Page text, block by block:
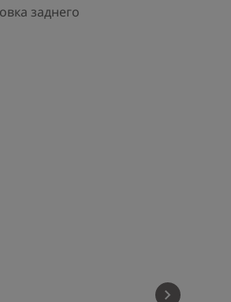
заднего